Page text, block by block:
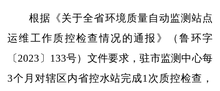
根据《关于全省环境质量自动监测站点
运维工作质控检查情况的通报》（鲁环字
〔2023〕133号）文件要求，驻市监测中心每
3个月对辖区内省控水站完成1次质控检查，